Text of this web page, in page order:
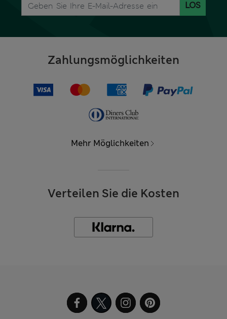
LOS
Zahlungsmöglichkeiten
Mehr Möglichkeiten
Verteilen Sie die Kosten